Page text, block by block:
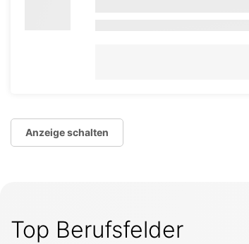
Anzeige schalten
Top Berufsfelder